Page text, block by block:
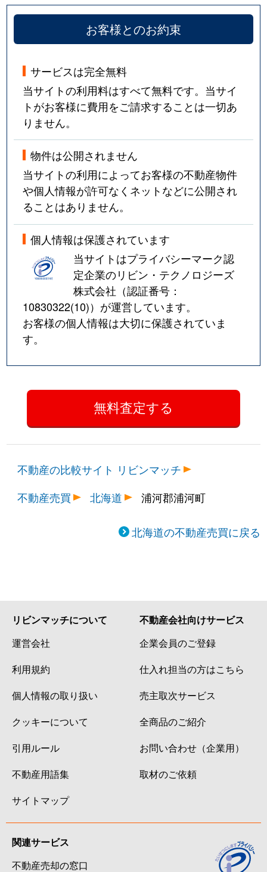
お客様とのお約束
サービスは完全無料
当サイトの利用料はすべて無料です。当サイ
トがお客様に費用をご請求することは一切あ
りません。
物件は公開されません
当サイトの利用によってお客様の不動産物件
や個人情報が許可なくネットなどに公開され
ることはありません。
個人情報は保護されています
当サイトはプライバシーマーク認
定企業のリビン・テクノロジーズ
株式会社（認証番号：
10830322(10)）が運営しています。
お客様の個人情報は大切に保護されていま
す。
不動産の比較サイト リビンマッチ
不動産売買
北海道 浦河郡浦河町
北海道の不動産売買に戻る
リビンマッチについて
運営会社
利用規約
個人情報の取り扱い
クッキーについて
引用ルール
不動産用語集
サイトマップ
不動産会社向けサービス
企業会員のご登録
仕入れ担当の方はこちら
売主取次サービス
全商品のご紹介
お問い合わせ（企業用）
取材のご依頼
関連サービス
不動産売却の窓口